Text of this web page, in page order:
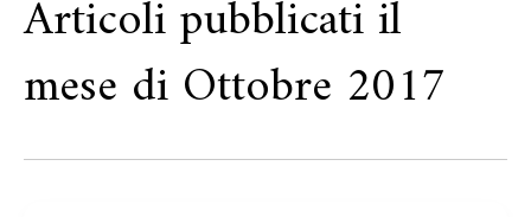
Articoli pubblicati il
mese di Ottobre 2017